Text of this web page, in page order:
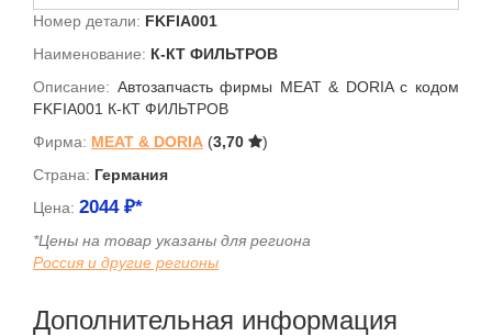
Номер детали: FKFIA001
Наименование: К-КТ ФИЛЬТРОВ
Описание: Автозапчасть фирмы MEAT & DORIA с кодом
FKFIA001 К-КТ ФИЛЬТРОВ
Фирма: MEAT & DORIA (3,70
)
Страна: Германия
Цена: 2044₽*
*Цены на товар указаны для региона
Россия и другие регионы
Дополнительная информация